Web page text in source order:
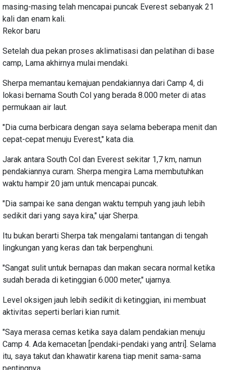
masing-masing telah mencapai puncak Everest sebanyak 21
kali dan enam kali.
Rekor baru
Setelah dua pekan proses aklimatisasi dan pelatihan di base
camp, Lama akhirnya mulai mendaki.
Sherpa memantau kemajuan pendakiannya dari Camp 4, di
lokasi bernama South Col yang berada 8.000 meter di atas
permukaan air laut.
"Dia cuma berbicara dengan saya selama beberapa menit dan
cepat-cepat menuju Everest," kata dia.
Jarak antara South Col dan Everest sekitar 1,7 km, namun
pendakiannya curam. Sherpa mengira Lama membutuhkan
waktu hampir 20 jam untuk mencapai puncak.
"Dia sampai ke sana dengan waktu tempuh yang jauh lebih
sedikit dari yang saya kira," ujar Sherpa.
Itu bukan berarti Sherpa tak mengalami tantangan di tengah
lingkungan yang keras dan tak berpenghuni.
"Sangat sulit untuk bernapas dan makan secara normal ketika
sudah berada di ketinggian 6.000 meter," ujarnya.
Level oksigen jauh lebih sedikit di ketinggian, ini membuat
aktivitas seperti berlari kian rumit.
"Saya merasa cemas ketika saya dalam pendakian menuju
Camp 4. Ada kemacetan [pendaki-pendaki yang antri]. Selama
itu, saya takut dan khawatir karena tiap menit sama-sama